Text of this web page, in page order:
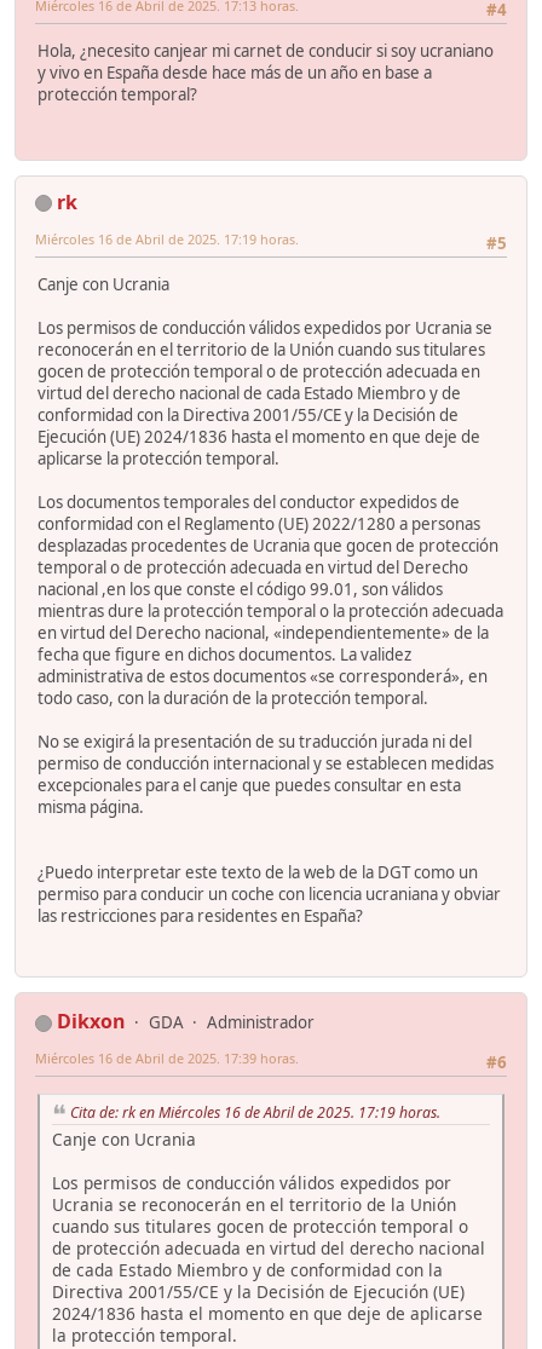
#4
Miércoles 16 de Abril de 2025. 17:13 horas.
Hola, ¿necesito canjear mi carnet de conducir si soy ucraniano
y vivo en España desde hace más de un año en base a
protección temporal?
rk
#5
Miércoles 16 de Abril de 2025. 17:19 horas.
Canje con Ucrania
Los permisos de conducción válidos expedidos por Ucrania se
reconocerán en el territorio de la Unión cuando sus titulares
gocen de protección temporal o de protección adecuada en
virtud del derecho nacional de cada Estado Miembro y de
conformidad con la Directiva 2001/55/CE y la Decisión de
Ejecución (UE) 2024/1836 hasta el momento en que deje de
aplicarse la protección temporal.
Los documentos temporales del conductor expedidos de
conformidad con el Reglamento (UE) 2022/1280 a personas
desplazadas procedentes de Ucrania que gocen de protección
temporal o de protección adecuada en virtud del Derecho
nacional ,en los que conste el código 99.01, son válidos
mientras dure la protección temporal o la protección adecuada
en virtud del Derecho nacional, «independientemente» de la
fecha que figure en dichos documentos. La validez
administrativa de estos documentos «se corresponderá», en
todo caso, con la duración de la protección temporal.
No se exigirá la presentación de su traducción jurada ni del
permiso de conducción internacional y se establecen medidas
excepcionales para el canje que puedes consultar en esta
misma página.
¿Puedo interpretar este texto de la web de la DGT como un
permiso para conducir un coche con licencia ucraniana y obviar
las restricciones para residentes en España?
Dikxon GDA
Administrador
#6
Miércoles 16 de Abril de 2025. 17:39 horas.
Cita de: rk en Miércoles 16 de Abril de 2025. 17:19 horas.
Canje con Ucrania
Los permisos de conducción válidos expedidos por
Ucrania se reconocerán en el territorio de la Unión
cuando sus titulares gocen de protección temporal o
de protección adecuada en virtud del derecho nacional
de cada Estado Miembro y de conformidad con la
Directiva 2001/55/CE y la Decisión de Ejecución (UE)
2024/1836 hasta el momento en que deje de aplicarse
la protección temporal.